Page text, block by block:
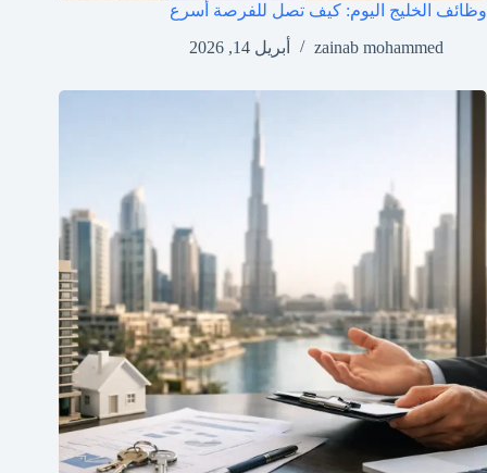
وظائف الخليج اليوم: كيف تصل للفرصة أسرع
zainab mohammed
أبريل 14, 2026